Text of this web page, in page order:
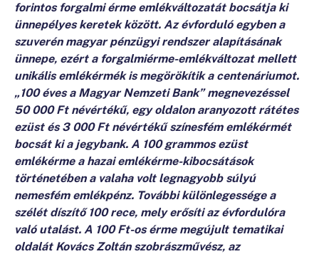
forintos forgalmi érme emlékváltozatát bocsátja ki
ünnepélyes keretek között. Az évforduló egyben a
szuverén magyar pénzügyi rendszer alapításának
ünnepe, ezért a forgalmiérme-emlékváltozat mellett
unikális emlékérmék is megörökítik a centenáriumot.
„100 éves a Magyar Nemzeti Bank” megnevezéssel
50 000 Ft névértékű, egy oldalon aranyozott rátétes
ezüst és 3 000 Ft névértékű színesfém emlékérmét
bocsát ki a jegybank. A 100 grammos ezüst
emlékérme a hazai emlékérme-kibocsátások
történetében a valaha volt legnagyobb súlyú
nemesfém emlékpénz. További különlegessége a
szélét díszítő 100 rece, mely erősíti az évfordulóra
való utalást. A 100 Ft-os érme megújult tematikai
oldalát Kovács Zoltán szobrászművész, az